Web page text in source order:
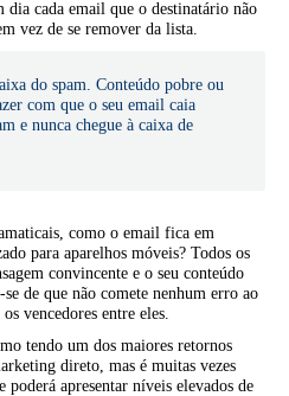
cada email que o destinatário não
vez de se remover da lista.
do spam. Conteúdo pobre ou
com que o seu email caia
e nunca chegue à caixa de
como o email fica em
para aparelhos móveis? Todos os
convincente e o seu conteúdo
de que não comete nenhum erro ao
vencedores entre eles.
tendo um dos maiores retornos
direto, mas é muitas vezes
poderá apresentar níveis elevados de